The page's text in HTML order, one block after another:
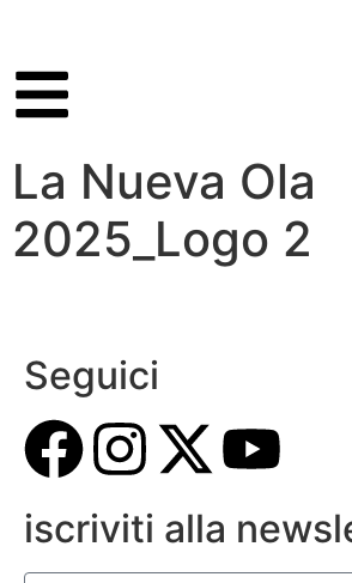
La Nueva Ola
2025_Logo 2
Seguici
iscriviti alla